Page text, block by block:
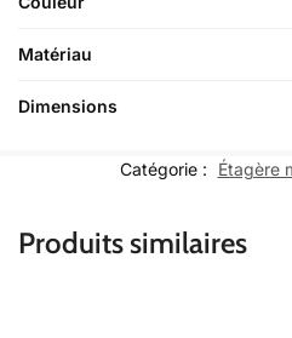
Matériau
Dimensions
Catégorie : Étagère
Produits similaires